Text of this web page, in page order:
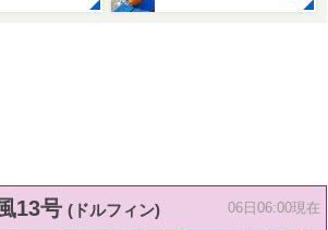
13号 (ドルフィン) 06日06:00現在